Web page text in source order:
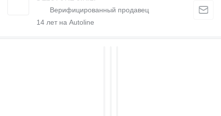
14 лет на Autoline